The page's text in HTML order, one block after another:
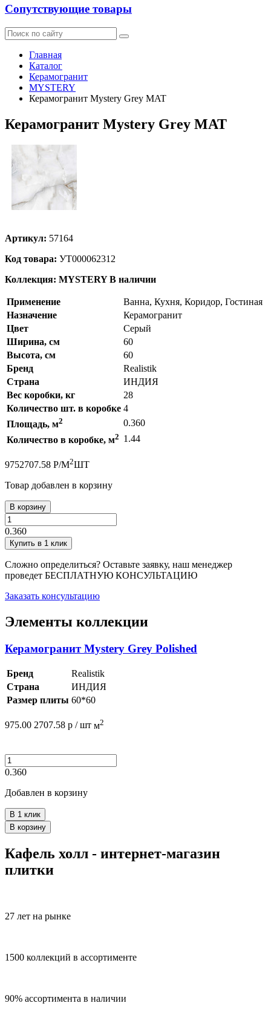
Сопутствующие товары
Главная
Каталог
Керамогранит
MYSTERY
Керамогранит Mystery Grey MAT
Керамогранит Mystery Grey MAT
Артикул: 57164
Код товара: УТ000062312
Коллекция: MYSTERY В наличии
Применение
Ванна, Кухня, Коридор, Гостиная
Назначение
Керамогранит
Цвет
Серый
Ширина, см
60
Высота, см
60
Бренд
Realistik
Страна
ИНДИЯ
Вес коробки, кг
28
Количество шт. в коробке 4
Площадь, м2
0.360
Количество в коробке, м2 1.44
9752707.58 Р/М2ШТ
Товар добавлен в корзину
В корзину
0.360
Купить в 1 клик
Сложно определиться? Оставьте заявку, наш менеджер
проведет БЕСПЛАТНУЮ КОНСУЛЬТАЦИЮ
Заказать консультацию
Элементы коллекции
Керамогранит Mystery Grey Polished
Бренд
Realistik
Страна
ИНДИЯ
Размер плиты 60*60
975.00 2707.58 р / шт м2
0.360
Добавлен в корзину
В 1 клик
В корзину
Кафель холл - интернет-магазин
плитки
27 лет на рынке
1500 коллекций в ассортименте
90% ассортимента в наличии